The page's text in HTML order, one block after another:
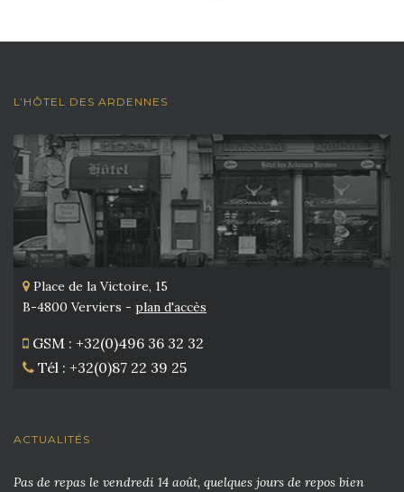
L’HÔTEL DES ARDENNES
Place de la Victoire, 15
B-4800 Verviers - plan d'accès
GSM : +32(0)496 36 32 32
Tél : +32(0)87 22 39 25
ACTUALITÉS
Pas de repas le vendredi 14 août, quelques jours de repos bien